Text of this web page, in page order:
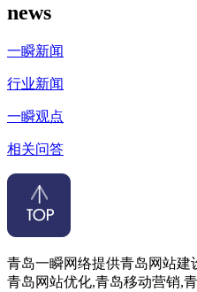
news
一瞬新闻
行业新闻
一瞬观点
相关问答
青岛一瞬网络提供青岛网站建
青岛网站优化,青岛移动营销,